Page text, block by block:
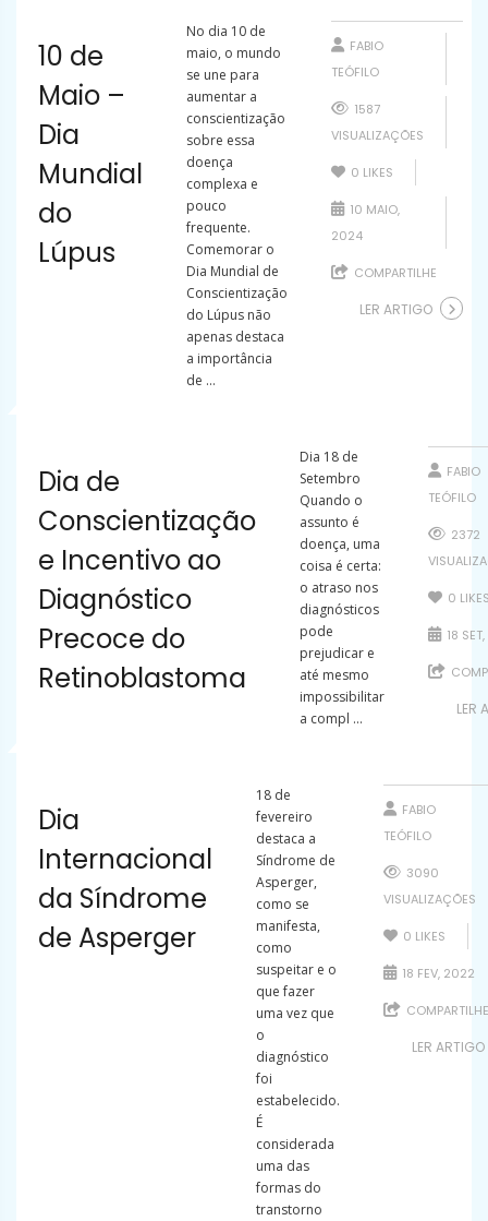
10 de
Maio –
Dia
Mundial
do
Lúpus
No dia 10 de
maio, o mundo
se une para
aumentar a
conscientização
sobre essa
doença
complexa e
pouco
frequente.
Comemorar o
Dia Mundial de
Conscientização
do Lúpus não
apenas destaca
a importância
de ...
FABIO
TEÓFILO
1587
VISUALIZAÇÕES
0 LIKES
10 MAIO,
2024
COMPARTILHE
LER ARTIGO
Dia de
Conscientização
e Incentivo ao
Diagnóstico
Precoce do
Retinoblastoma
Dia 18 de
Setembro
Quando o
assunto é
doença, uma
coisa é certa:
o atraso nos
diagnósticos
pode
prejudicar e
até mesmo
impossibilitar
a compl ...
FABIO
TEÓFILO
2372
0
18
LER
Dia
Internacional
da Síndrome
de Asperger
18 de
fevereiro
destaca a
Síndrome de
Asperger,
como se
manifesta,
como
suspeitar e o
que fazer
uma vez que
o
diagnóstico
foi
estabelecido.
É
considerada
uma das
formas do
transtorno
FABIO
TEÓFILO
3090
VISUALIZAÇÕES
0 LIKES
18 FEV, 2022
COMPARTILHE
LER ARTIGO